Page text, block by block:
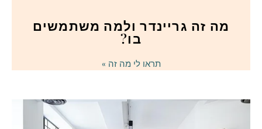
מה זה גריינדר ולמה משתמשים
בו?
תראו לי מה זה »